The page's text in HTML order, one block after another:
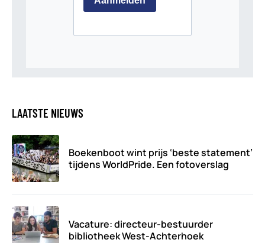
LAATSTE NIEUWS
Boekenboot wint prijs ‘beste statement’
tijdens WorldPride. Een fotoverslag
Vacature: directeur-bestuurder
bibliotheek West-Achterhoek